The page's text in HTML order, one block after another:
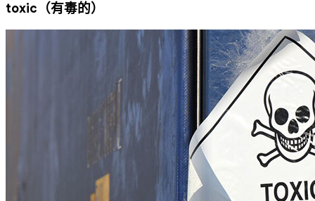
toxic（有毒的）